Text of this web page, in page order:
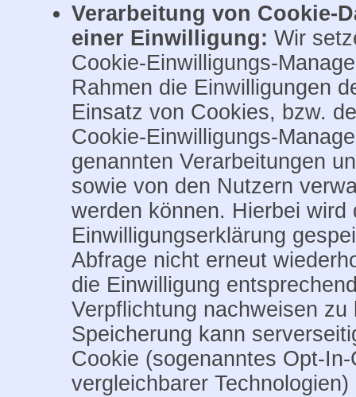
Verarbeitung von Cookie-
einer Einwilligung: Wir
Cookie-Einwilligungs-
Rahmen die Einwilligungen
Einsatz von Cookies, bzw.
Cookie-Einwilligungs-
genannten Verarbeitungen
sowie von den Nutzern
werden können. Hierbei wird
Einwilligungserklärung
Abfrage nicht erneut
die Einwilligung
Verpflichtung nachweisen zu
Speicherung kann
Cookie (sogenanntes Opt-
vergleichbarer